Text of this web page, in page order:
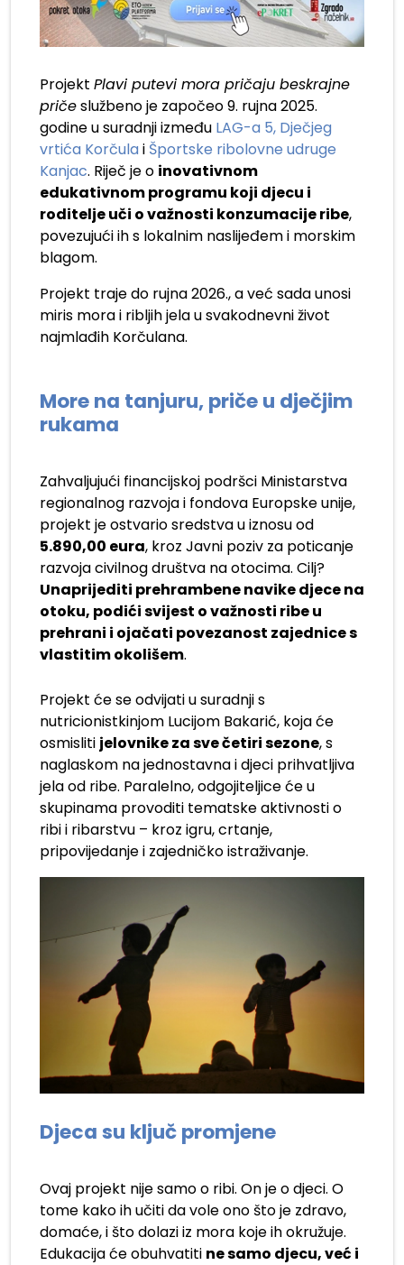
Projekt Plavi putevi mora pričaju beskrajne
pričeslužbeno je započeo 9. rujna 2025.
godine u suradnji između LAG-a 5, Dječjeg
vrtića Korčulai Športske ribolovne udruge
Kanjac. Riječ je o inovativnom
edukativnom programu koji djecu i
roditelje uči o važnosti konzumacije ribe,
povezujući ih s lokalnim naslijeđem i morskim
blagom.
Projekt traje do rujna 2026., a već sada unosi
miris mora i ribljih jela u svakodnevni život
najmlađih Korčulana.
More na tanjuru, priče u dječjim
rukama
Zahvaljujući financijskoj podršci Ministarstva
regionalnog razvoja i fondova Europske unije,
projekt je ostvario sredstva u iznosu od
5.890,00 eura, kroz Javni poziv za poticanje
razvoja civilnog društva na otocima. Cilj?
Unaprijediti prehrambene navike djece na
otoku, podići svijest o važnosti ribe u
prehrani i ojačati povezanost zajednice s
vlastitim okolišem.
Projekt će se odvijati u suradnji s
nutricionistkinjom Lucijom Bakarić, koja će
osmisliti jelovnike za sve četiri sezone, s
naglaskom na jednostavna i djeci prihvatljiva
jela od ribe. Paralelno, odgojiteljice će u
skupinama provoditi tematske aktivnosti o
ribi i ribarstvu – kroz igru, crtanje,
pripovijedanje i zajedničko istraživanje.
Djeca su ključ promjene
Ovaj projekt nije samo o ribi. On je o djeci. O
tome kako ih učiti da vole ono što je zdravo,
domaće, i što dolazi iz mora koje ih okružuje.
Edukacija će obuhvatiti ne samo djecu, već i